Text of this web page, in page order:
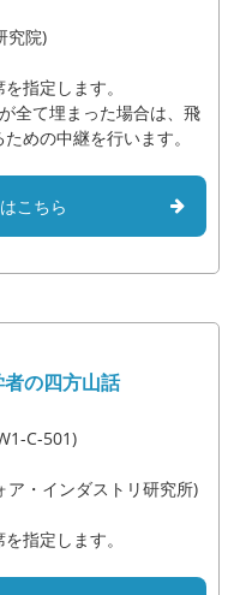
究院)
指定します。
全て埋まった場合は、飛
めの中継を行います。
こちら
の四方山話
C-501)
ア・インダストリ研究所)
指定します。